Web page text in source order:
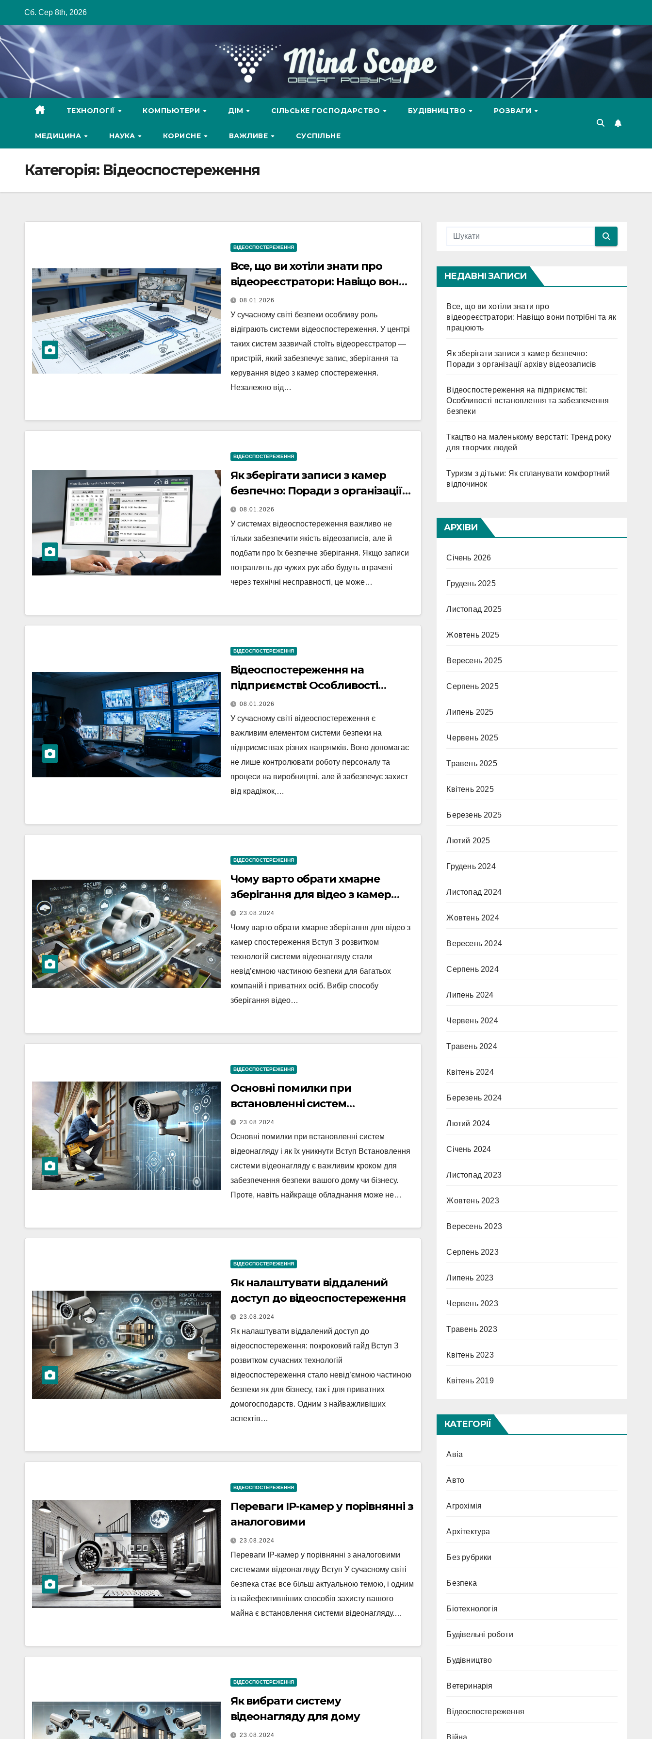
content
Сб. Сер 8th, 2026
ТЕХНОЛОГІЇ КОМПЬЮТЕРИ ДІМ СІЛЬСЬКЕ ГОСПОДАРСТВО БУДІВНИЦТВО РОЗВАГИ
МЕДИЦИНА НАУКА КОРИСНЕ ВАЖЛИВЕ СУСПІЛЬНЕ
Категорія: Відеоспостереження
ВІДЕОСПОСТЕРЕЖЕННЯ
Все, що ви хотіли знати про
відеореєстратори: Навіщо вони
потрібні та як працюють
08.01.2026
У сучасному світі безпеки особливу роль
відіграють системи відеоспостереження. У центрі
таких систем зазвичай стоїть відеореєстратор —
пристрій, який забезпечує запис, зберігання та
керування відео з камер спостереження.
Незалежно від…
ВІДЕОСПОСТЕРЕЖЕННЯ
Як зберігати записи з камер
безпечно: Поради з організації
архіву відеозаписів
08.01.2026
У системах відеоспостереження важливо не
тільки забезпечити якість відеозаписів, але й
подбати про їх безпечне зберігання. Якщо записи
потраплять до чужих рук або будуть втрачені
через технічні несправності, це може…
ВІДЕОСПОСТЕРЕЖЕННЯ
Відеоспостереження на
підприємстві: Особливості
встановлення та забезпечення
безпеки
08.01.2026
У сучасному світі відеоспостереження є
важливим елементом системи безпеки на
підприємствах різних напрямків. Воно допомагає
не лише контролювати роботу персоналу та
процеси на виробництві, але й забезпечує захист
від крадіжок,…
ВІДЕОСПОСТЕРЕЖЕННЯ
Чому варто обрати хмарне
зберігання для відео з камер
спостереження
23.08.2024
Чому варто обрати хмарне зберігання для відео з
камер спостереження Вступ З розвитком
технологій системи відеонагляду стали
невід’ємною частиною безпеки для багатьох
компаній і приватних осіб. Вибір способу
зберігання відео…
ВІДЕОСПОСТЕРЕЖЕННЯ
Основні помилки при
встановленні систем
відеонагляду
23.08.2024
Основні помилки при встановленні систем
відеонагляду і як їх уникнути Вступ Встановлення
системи відеонагляду є важливим кроком для
забезпечення безпеки вашого дому чи бізнесу.
Проте, навіть найкраще обладнання може не…
ВІДЕОСПОСТЕРЕЖЕННЯ
Як налаштувати віддалений
доступ до відеоспостереження
23.08.2024
Як налаштувати віддалений доступ до
відеоспостереження: покроковий гайд Вступ З
розвитком сучасних технологій
відеоспостереження стало невід’ємною частиною
безпеки як для бізнесу, так і для приватних
домогосподарств. Одним з найважливіших
аспектів…
ВІДЕОСПОСТЕРЕЖЕННЯ
Переваги IP-камер у порівнянні з
аналоговими
23.08.2024
Переваги IP-камер у порівнянні з аналоговими
системами відеонагляду Вступ У сучасному світі
безпека стає все більш актуальною темою, і одним
із найефективніших способів захисту вашого
майна є встановлення системи відеонагляду.…
ВІДЕОСПОСТЕРЕЖЕННЯ
Як вибрати систему
відеонагляду для дому
23.08.2024
НЕДАВНІ ЗАПИСИ
Все, що ви хотіли знати про
відеореєстратори: Навіщо вони потрібні та як
працюють
Як зберігати записи з камер безпечно:
Поради з організації архіву відеозаписів
Відеоспостереження на підприємстві:
Особливості встановлення та забезпечення
безпеки
Ткацтво на маленькому верстаті: Тренд року
для творчих людей
Туризм з дітьми: Як спланувати комфортний
відпочинок
АРХІВИ
Січень 2026
Грудень 2025
Листопад 2025
Жовтень 2025
Вересень 2025
Серпень 2025
Липень 2025
Червень 2025
Травень 2025
Квітень 2025
Березень 2025
Лютий 2025
Грудень 2024
Листопад 2024
Жовтень 2024
Вересень 2024
Серпень 2024
Липень 2024
Червень 2024
Травень 2024
Квітень 2024
Березень 2024
Лютий 2024
Січень 2024
Листопад 2023
Жовтень 2023
Вересень 2023
Серпень 2023
Липень 2023
Червень 2023
Травень 2023
Квітень 2023
Квітень 2019
КАТЕГОРІЇ
Авіа
Авто
Агрохімія
Архітектура
Без рубрики
Безпека
Біотехнологія
Будівельні роботи
Будівництво
Ветеринарія
Відеоспостереження
Війна